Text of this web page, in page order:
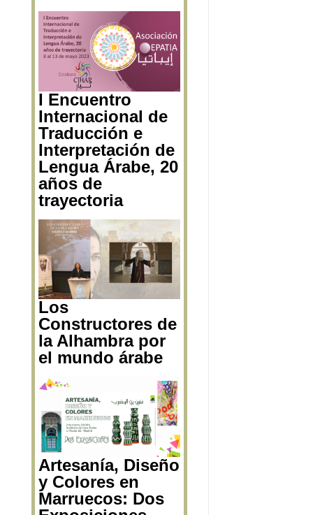
El padre de los
planetarios, un
rondeño andalusí
I Encuentro
Internacional de
Traducción e
Interpretación de
Lengua Árabe, 20
años de
trayectoria
Los
Constructores de
la Alhambra por
el mundo árabe